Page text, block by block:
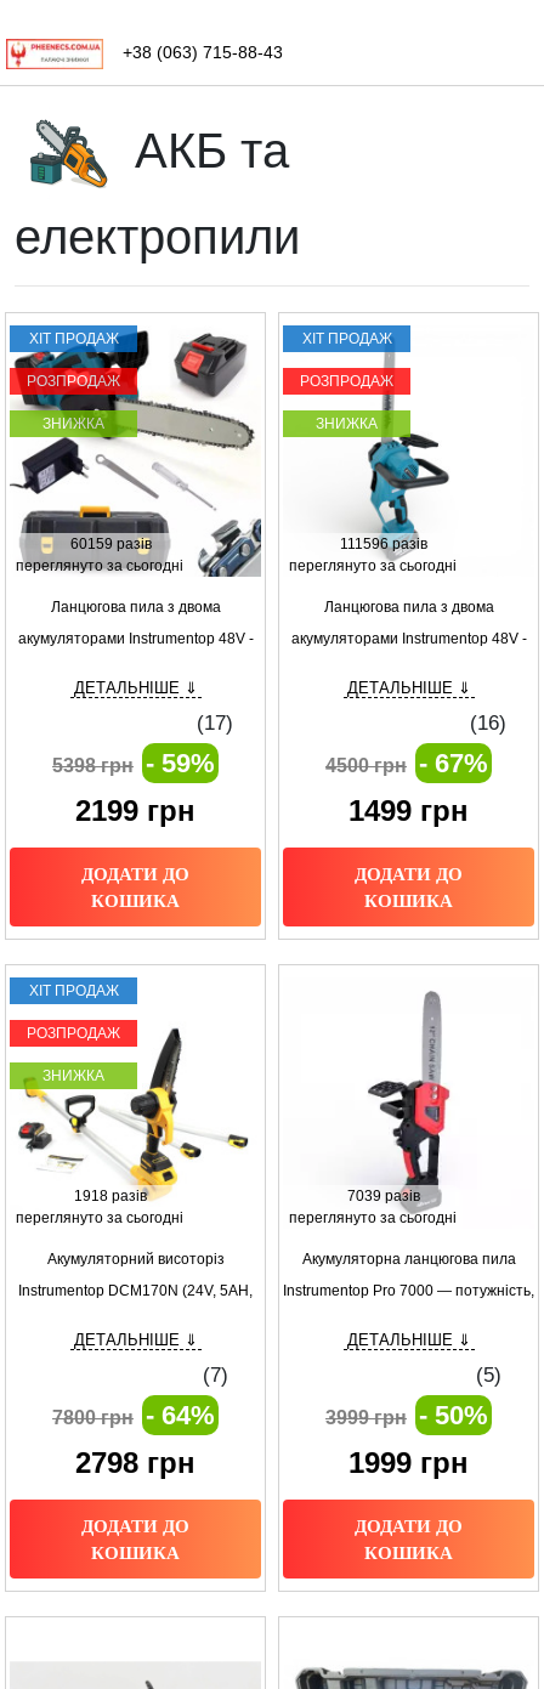
+38 (063) 715-88-43
АКБ та
електропили
60159 разів
переглянуто за сьогодні
ХІТ ПРОДАЖ
РОЗПРОДАЖ
ЗНИЖКА
Ланцюгова пила з двома
акумуляторами Instrumentop 48V -
ДЕТАЛЬНІШЕ ⇓
(17)
5398 грн - 59%
2199 грн
ДОДАТИ ДО
КОШИКА
111596 разів
переглянуто за сьогодні
ХІТ ПРОДАЖ
РОЗПРОДАЖ
ЗНИЖКА
Ланцюгова пила з двома
акумуляторами Instrumentop 48V -
ДЕТАЛЬНІШЕ ⇓
(16)
4500 грн - 67%
1499 грн
ДОДАТИ ДО
КОШИКА
1918 разів
переглянуто за сьогодні
ХІТ ПРОДАЖ
РОЗПРОДАЖ
ЗНИЖКА
Акумуляторний висоторіз
Instrumentop DCM170N (24V, 5AH,
3 м Потужна міні-пила від
ДЕТАЛЬНІШЕ ⇓
(7)
7800 грн - 64%
2798 грн
ДОДАТИ ДО
КОШИКА
7039 разів
переглянуто за сьогодні
Акумуляторна ланцюгова пила
Іnstrumentop Pro 7000 — потужність,
ДЕТАЛЬНІШЕ ⇓
(5)
3999 грн - 50%
1999 грн
ДОДАТИ ДО
КОШИКА